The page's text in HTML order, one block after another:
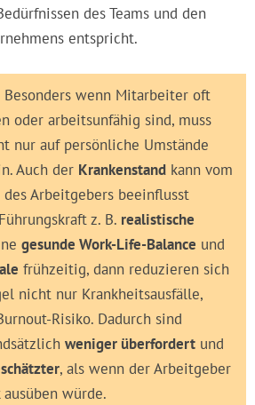
des Teams und den
entspricht.
Besonders wenn Mitarbeiter oft
oder arbeitsunfähig sind, muss
nur auf persönliche Umstände
Auch der Krankenstand kann vom
Arbeitgebers beeinflusst
z. B. realistische
gesunde Work-Life-Balance und
frühzeitig, dann reduzieren sich
nicht nur Krankheitsausfälle,
Risiko. Dadurch sind
weniger überfordert und
, als wenn der Arbeitgeber
würde.